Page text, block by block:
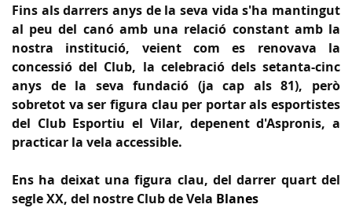
Fins als darrers anys de la seva vida s'ha mantingut
al peu del canó amb una relació constant amb la
nostra institució, veient com es renovava la
concessió del Club, la celebració dels setanta-cinc
anys de la seva fundació (ja cap als 81), però
sobretot va ser figura clau per portar als esportistes
del Club Esportiu el Vilar, depenent d'Aspronis, a
practicar la vela accessible.
Ens ha deixat una figura clau, del darrer quart del
segle XX, del nostre Club de Vela Blanes